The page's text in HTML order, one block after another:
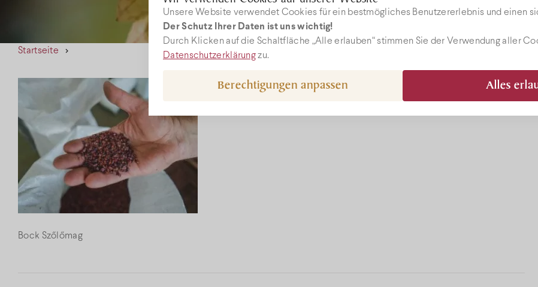
Unsere Website verwendet Cookies für ein bestmögliches Benutzererlebnis und einen
Der Schutz Ihrer Daten ist uns wichtig!
Durch Klicken auf die Schaltfläche „Alle erlauben“ stimmen Sie der Verwendung aller
Datenschutzerklärung zu.
Alles
Berechtigungen anpassen
Startseite
Bock Szőlőmag
Webshop